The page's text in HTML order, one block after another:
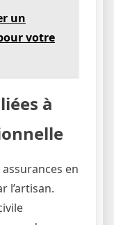
un
votre
à
en
l’artisan.